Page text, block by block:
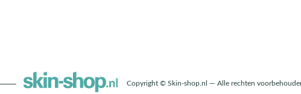
Copyright © Skin-shop.nl — Alle rechten